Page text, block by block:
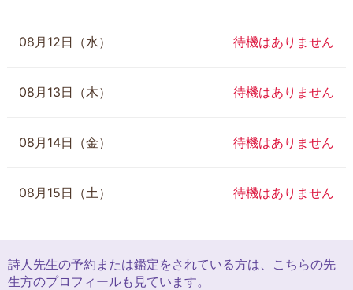
08月12日（水） 待機はありません
08月13日（木） 待機はありません
08月14日（金） 待機はありません
08月15日（土） 待機はありません
詩人先生の予約または鑑定をされている方は、こちらの先
生方のプロフィールも見ています。